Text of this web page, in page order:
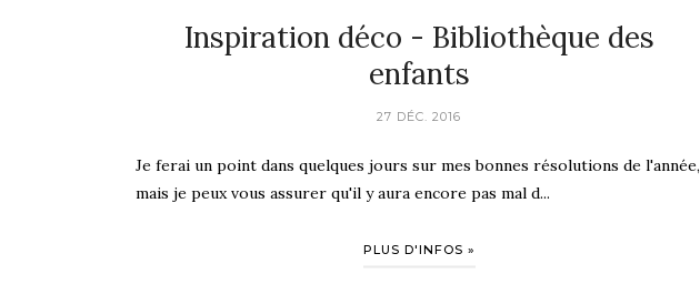
Inspiration déco - Bibliothèque des
enfants
27 DÉC. 2016
Je ferai un point dans quelques jours sur mes bonnes résolutions de l'année,
mais je peux vous assurer qu'il y aura encore pas mal d...
PLUS D'INFOS »